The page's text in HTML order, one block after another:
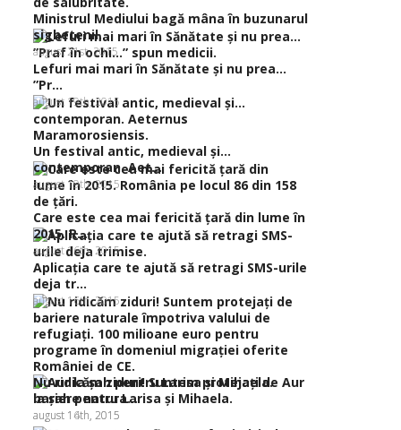
Ministrul Mediului bagă mâna în buzunarul
sighetenil...
august 21st, 2015
Lefuri mai mari în Sănătate şi nu prea…
”Pr...
august 19th, 2015
Un festival antic, medieval şi…
contemporan. Aet...
august 19th, 2015
Care este cea mai fericită ţară din lume în
2015. R...
august 16th, 2015
Aplicaţia care te ajută să retragi SMS-urile
deja tr...
august 16th, 2015
Nu ridicăm ziduri! Suntem protejaţi de
bariere natura...
august 16th, 2015
Aur
la şah pentru Larisa şi Mihaela.
august 14th, 2015